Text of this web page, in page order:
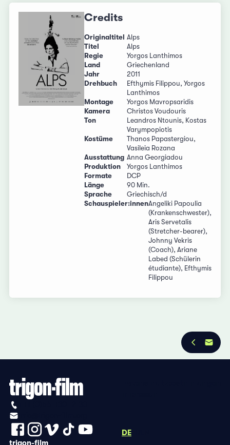
Credits
Originaltitel Alps
Titel
Alps
Regie
Yorgos Lanthimos
Land
Griechenland
Jahr
2011
Drehbuch
Efthymis Filippou, Yorgos
Lanthimos
Montage
Yorgos Mavropsaridis
Kamera
Christos Voudouris
Ton
Leandros Ntounis, Kostas
Varympopiotis
Kostüme
Thanos Papastergiou,
Vasileia Rozana
Ausstattung Anna Georgiadou
Produktion
Yorgos Lanthimos
Formate
DCP
Länge
90 Min.
Sprache
Griechisch/d
Schauspieler:innenAngeliki Papoulia
(Krankenschwester),
Aris Servetalis
(Stretcher-bearer),
Johnny Vekris
(Coach), Ariane
Labed (Schülerin
étudiante), Efthymis
Filippou
DE
trigon-film